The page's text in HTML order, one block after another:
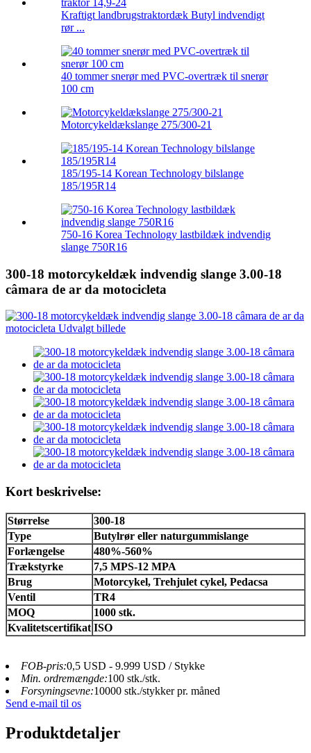
Kraftigt landbrugstraktordæk Butyl indvendigt
rør ...
40 tommer snerør med PVC-overtræk til snerør
100 cm
Motorcykeldækslange 275/300-21
185/195-14 Korean Technology bilslange
185/195R14
750-16 Korea Technology lastbildæk indvendig
slange 750R16
300-18 motorcykeldæk indvendig slange 3.00-18
câmara de ar da motocicleta
Kort beskrivelse:
Størrelse
300-18
Type
Butylrør eller naturgummislange
Forlængelse
480%-560%
Trækstyrke
7,5 MPS-12 MPA
Brug
Motorcykel, Trehjulet cykel, Pedacsa
Ventil
TR4
MOQ
1000 stk.
Kvalitetscertifikat ISO
FOB-pris:0,5 USD - 9.999 USD / Stykke
Min. ordremængde:100 stk./stk.
Forsyningsevne:10000 stk./stykker pr. måned
Send e-mail til os
Produktdetaljer